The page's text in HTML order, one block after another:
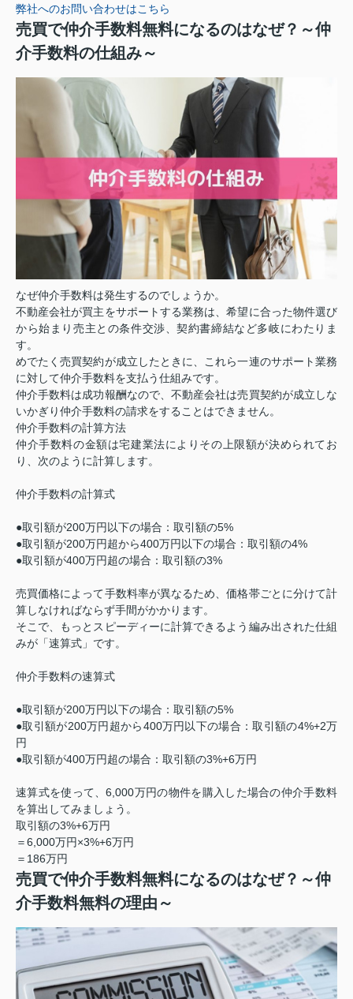
弊社へのお問い合わせはこちら
売買で仲介手数料無料になるのはなぜ？～仲
介手数料の仕組み～
なぜ仲介手数料は発生するのでしょうか。
不動産会社が買主をサポートする業務は、希望に合った物件選び
から始まり売主との条件交渉、契約書締結など多岐にわたりま
す。
めでたく売買契約が成立したときに、これら一連のサポート業務
に対して仲介手数料を支払う仕組みです。
仲介手数料は成功報酬なので、不動産会社は売買契約が成立しな
いかぎり仲介手数料の請求をすることはできません。
仲介手数料の計算方法
仲介手数料の金額は宅建業法によりその上限額が決められてお
り、次のように計算します。
仲介手数料の計算式
●取引額が200万円以下の場合：取引額の5%
●取引額が200万円超から400万円以下の場合：取引額の4%
●取引額が400万円超の場合：取引額の3%
売買価格によって手数料率が異なるため、価格帯ごとに分けて計
算しなければならず手間がかかります。
そこで、もっとスピーディーに計算できるよう編み出された仕組
みが「速算式」です。
仲介手数料の速算式
●取引額が200万円以下の場合：取引額の5%
●取引額が200万円超から400万円以下の場合：取引額の4%+2万
円
●取引額が400万円超の場合：取引額の3%+6万円
速算式を使って、6,000万円の物件を購入した場合の仲介手数料
を算出してみましょう。
取引額の3%+6万円
＝6,000万円×3%+6万円
＝186万円
売買で仲介手数料無料になるのはなぜ？～仲
介手数料無料の理由～